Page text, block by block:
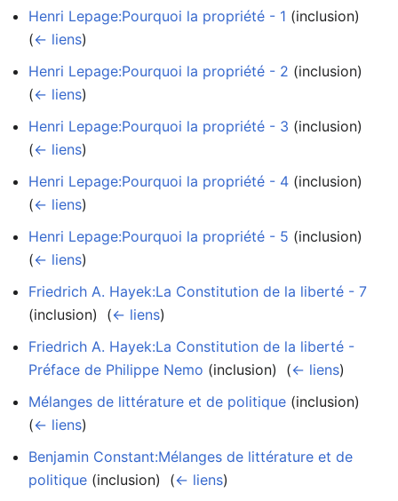
Henri Lepage:Pourquoi la propriété - 1 (inclusion) ‎
(← liens)
Henri Lepage:Pourquoi la propriété - 2 (inclusion) ‎
(← liens)
Henri Lepage:Pourquoi la propriété - 3 (inclusion) ‎
(← liens)
Henri Lepage:Pourquoi la propriété - 4 (inclusion) ‎
(← liens)
Henri Lepage:Pourquoi la propriété - 5 (inclusion) ‎
(← liens)
Friedrich A. Hayek:La Constitution de la liberté - 7
(inclusion) ‎ (← liens)
Friedrich A. Hayek:La Constitution de la liberté -
Préface de Philippe Nemo (inclusion) ‎ (← liens)
Mélanges de littérature et de politique (inclusion) ‎
(← liens)
Benjamin Constant:Mélanges de littérature et de
politique (inclusion) ‎ (← liens)